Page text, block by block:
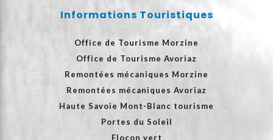
Informations Touristiques
Office de Tourisme Morzine
Office de Tourisme Avoriaz
Remontées mécaniques Morzine
Remontées mécaniques Avoriaz
Haute Savoie Mont-Blanc tourisme
Portes du Soleil
Flocon vert